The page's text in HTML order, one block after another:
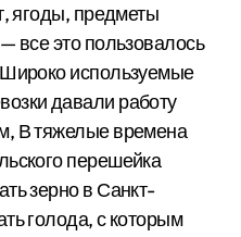
ягоды, предметы
все это пользовалось
используемые
давали работу
В тяжелые времена
перешейка
зерно в Санкт-
голода, с которым